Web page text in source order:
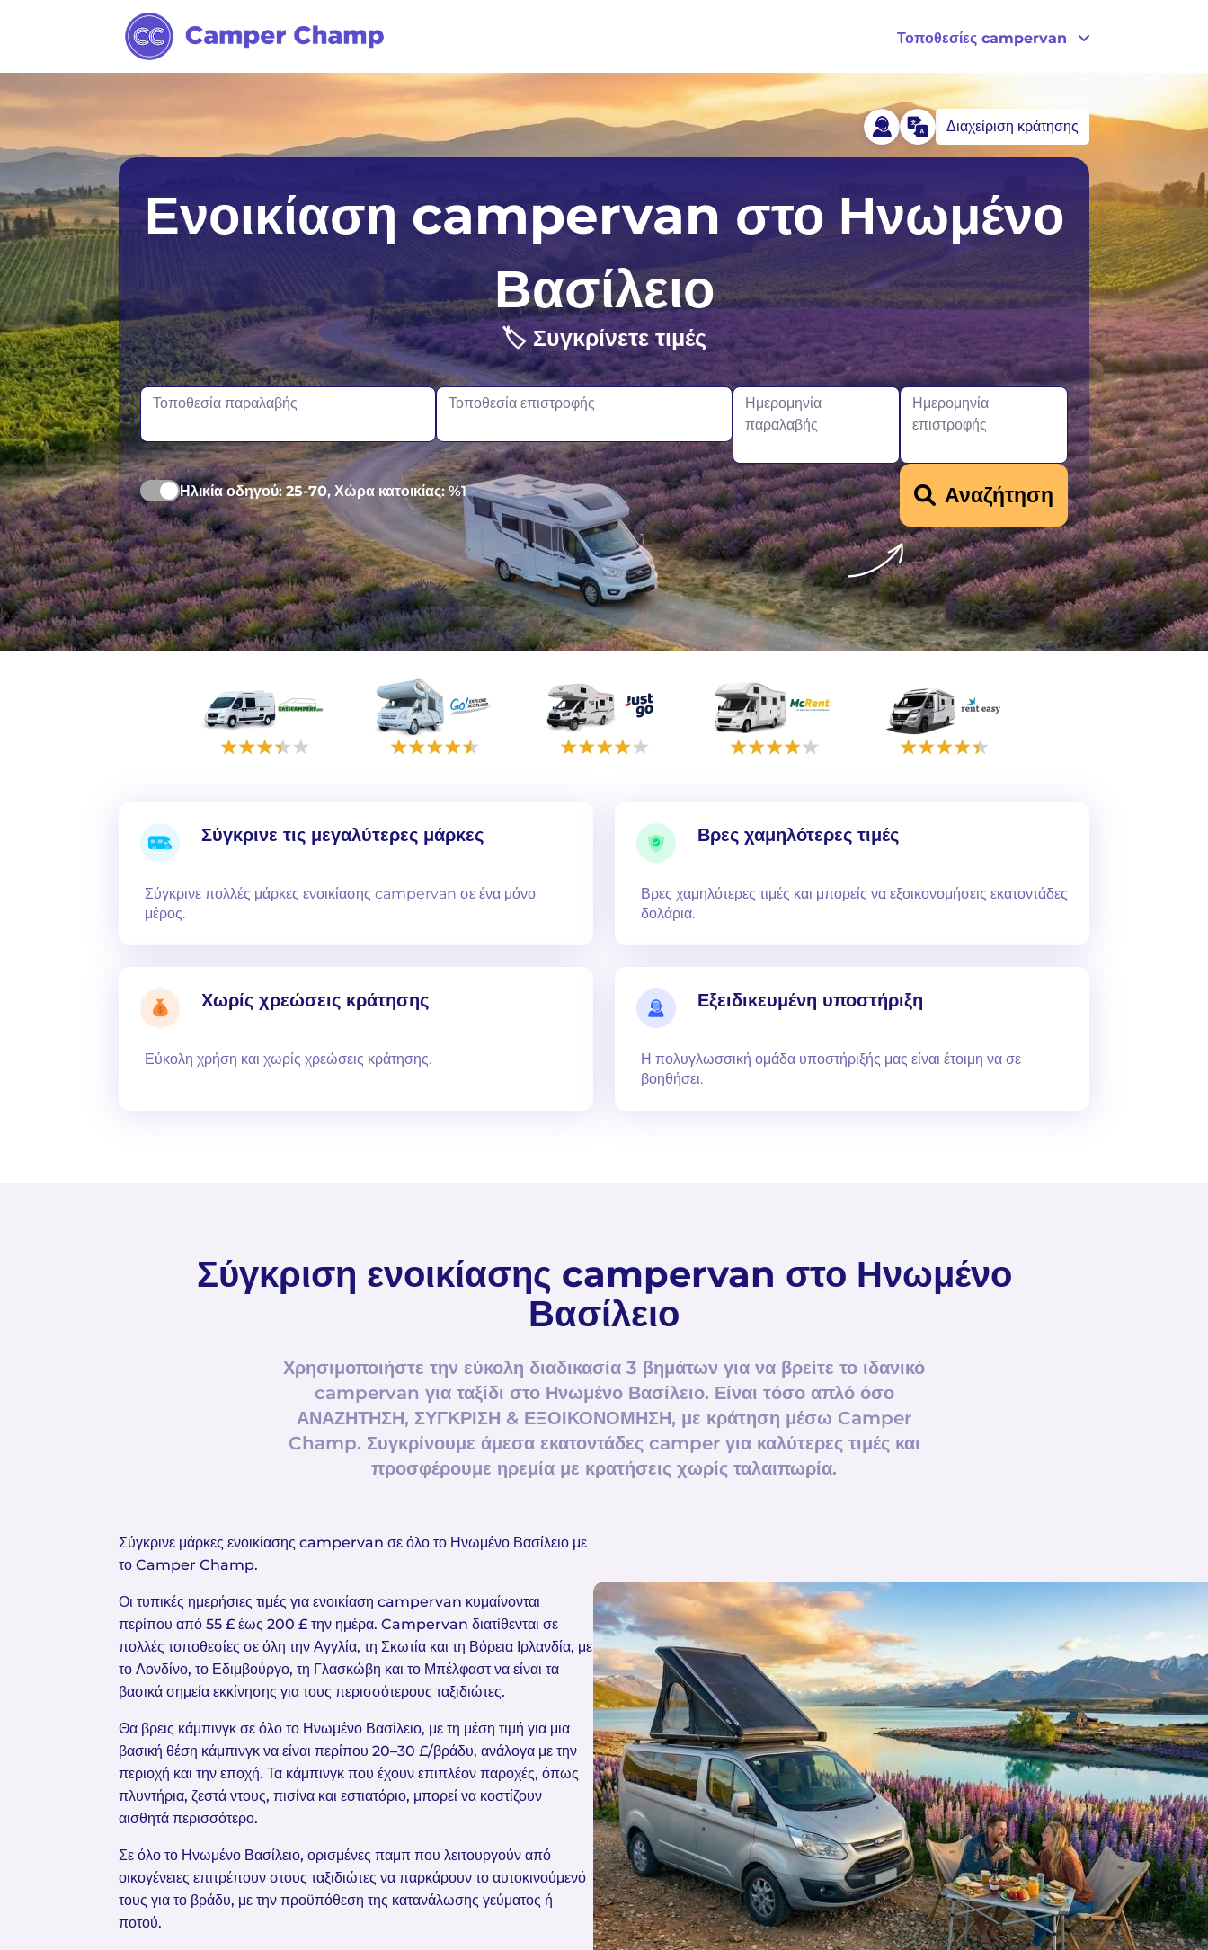
Τοποθεσίες campervan
Άλις Σπρινγκς
Μπρουμ
Κερνς
Γκολντ Κόουστ
Λόνσεστον
Μελβούρνη
Σίδνεϊ Κράισττσερτς
Ουέλινγκτον
Γερμανία
Ιρλανδία
Νορβηγία
Ηνωμένο Βασίλειο
Διαχείριση κράτησης
Ενοικίαση campervan στο Ηνωμένο
Βασίλειο
🏷️ Συγκρίνετε τιμές
Τοποθεσία παραλαβής Τοποθεσία επιστροφής
Ημερομηνία
παραλαβής
Ημερομηνία
επιστροφής
Ηλικία οδηγού:25-70, Χώρα κατοικίας: %1 Αναζήτηση
Σύγκρινε τις μεγαλύτερες μάρκες
Σύγκρινε πολλές μάρκες ενοικίασης campervan σε ένα μόνο
μέρος.
Βρες χαμηλότερες τιμές
Βρες χαμηλότερες τιμές και μπορείς να εξοικονομήσεις εκατοντάδες
δολάρια.
Χωρίς χρεώσεις κράτησης
Εύκολη χρήση και χωρίς χρεώσεις κράτησης.
Εξειδικευμένη υποστήριξη
Η πολυγλωσσική ομάδα υποστήριξής μας είναι έτοιμη να σε
βοηθήσει.
Σύγκριση ενοικίασης campervan στο Ηνωμένο
Βασίλειο
Χρησιμοποιήστε την εύκολη διαδικασία 3 βημάτων για να βρείτε το ιδανικό
campervan για ταξίδι στο Ηνωμένο Βασίλειο. Είναι τόσο απλό όσο
ΑΝΑΖΗΤΗΣΗ, ΣΥΓΚΡΙΣΗ & ΕΞΟΙΚΟΝΟΜΗΣΗ, με κράτηση μέσω Camper
Champ. Συγκρίνουμε άμεσα εκατοντάδες camper για καλύτερες τιμές και
προσφέρουμε ηρεμία με κρατήσεις χωρίς ταλαιπωρία.
Σύγκρινε μάρκες ενοικίασης campervan σε όλο το Ηνωμένο Βασίλειο με
το Camper Champ.
Οι τυπικές ημερήσιες τιμές για ενοικίαση campervan κυμαίνονται
περίπου από 55 £ έως 200 £ την ημέρα. Campervan διατίθενται σε
πολλές τοποθεσίες σε όλη την Αγγλία, τη Σκωτία και τη Βόρεια Ιρλανδία, με
το Λονδίνο, το Εδιμβούργο, τη Γλασκώβη και το Μπέλφαστ να είναι τα
βασικά σημεία εκκίνησης για τους περισσότερους ταξιδιώτες.
Θα βρεις κάμπινγκ σε όλο το Ηνωμένο Βασίλειο, με τη μέση τιμή για μια
βασική θέση κάμπινγκ να είναι περίπου 20–30 £/βράδυ, ανάλογα με την
περιοχή και την εποχή. Τα κάμπινγκ που έχουν επιπλέον παροχές, όπως
πλυντήρια, ζεστά ντους, πισίνα και εστιατόριο, μπορεί να κοστίζουν
αισθητά περισσότερο.
Σε όλο το Ηνωμένο Βασίλειο, ορισμένες παμπ που λειτουργούν από
οικογένειες επιτρέπουν στους ταξιδιώτες να παρκάρουν το αυτοκινούμενό
τους για το βράδυ, με την προϋπόθεση της κατανάλωσης γεύματος ή
ποτού.